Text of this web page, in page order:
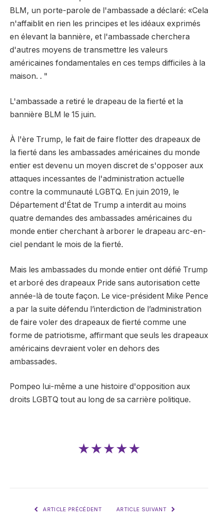
BLM, un porte-parole de l'ambassade a déclaré: «Cela
n'affaiblit en rien les principes et les idéaux exprimés
en élevant la bannière, et l'ambassade cherchera
d'autres moyens de transmettre les valeurs
américaines fondamentales en ces temps difficiles à la
maison. . "
L'ambassade a retiré le drapeau de la fierté et la
bannière BLM le 15 juin.
À l'ère Trump, le fait de faire flotter des drapeaux de
la fierté dans les ambassades américaines du monde
entier est devenu un moyen discret de s'opposer aux
attaques incessantes de l'administration actuelle
contre la communauté LGBTQ. En juin 2019, le
Département d'État de Trump a interdit au moins
quatre demandes des ambassades américaines du
monde entier cherchant à arborer le drapeau arc-en-
ciel pendant le mois de la fierté.
Mais les ambassades du monde entier ont défié Trump
et arboré des drapeaux Pride sans autorisation cette
année-là de toute façon. Le vice-président Mike Pence
a par la suite défendu l’interdiction de l’administration
de faire voler des drapeaux de fierté comme une
forme de patriotisme, affirmant que seuls les drapeaux
américains devraient voler en dehors des
ambassades.
Pompeo lui-même a une histoire d'opposition aux
droits LGBTQ tout au long de sa carrière politique.
★★★★★
ARTICLE PRÉCÉDENT ARTICLE SUIVANT